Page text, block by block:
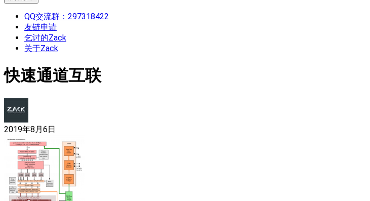
QQ交流群：297318422
友链申请
乞讨的Zack
关于Zack
快速通道互联
2019年8月6日